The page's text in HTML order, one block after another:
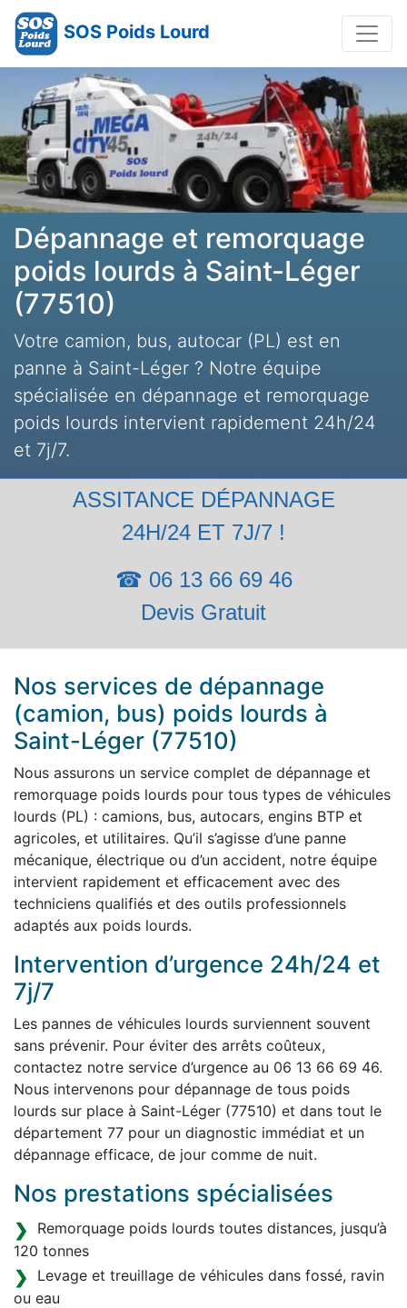
SOS Poids Lourd
Dépannage et remorquage
poids lourds à Saint-Léger
(77510)
Votre camion, bus, autocar (PL) est en
panne à Saint-Léger ? Notre équipe
spécialisée en dépannage et remorquage
poids lourds intervient rapidement 24h/24
et 7j/7.
ASSITANCE DÉPANNAGE
24H/24 ET 7J/7 !
☎ 06 13 66 69 46
Devis Gratuit
Nos services de dépannage
(camion, bus) poids lourds à
Saint-Léger (77510)
Nous assurons un service complet de dépannage et
remorquage poids lourds pour tous types de véhicules
lourds (PL) : camions, bus, autocars, engins BTP et
agricoles, et utilitaires. Qu’il s’agisse d’une panne
mécanique, électrique ou d’un accident, notre équipe
intervient rapidement et efficacement avec des
techniciens qualifiés et des outils professionnels
adaptés aux poids lourds.
Intervention d’urgence 24h/24 et
7j/7
Les pannes de véhicules lourds surviennent souvent
sans prévenir. Pour éviter des arrêts coûteux,
contactez notre service d’urgence au 06 13 66 69 46.
Nous intervenons pour dépannage de tous poids
lourds sur place à Saint-Léger (77510) et dans tout le
département 77 pour un diagnostic immédiat et un
dépannage efficace, de jour comme de nuit.
Nos prestations spécialisées
Remorquage poids lourds toutes distances, jusqu’à
120 tonnes
Levage et treuillage de véhicules dans fossé, ravin
ou eau